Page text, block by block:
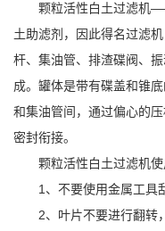
颗粒活性白土过滤机——
土助滤剂，因此得名过滤
杆、集油管、排渣碟阀、
成。罐体是带有碟盖和锥
和集油管间，通过偏心的
密封衔接。
颗粒活性白土过滤机使
1、不要使用金属工具刮
2、叶片不要进行翻转，